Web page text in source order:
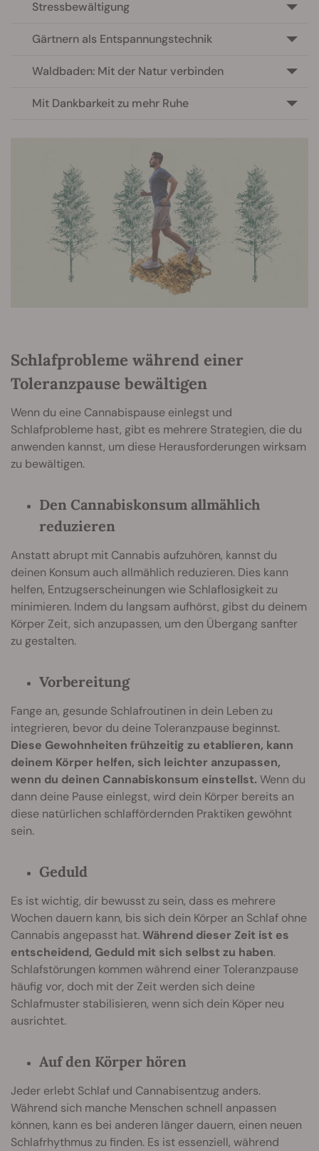
Stressbewältigung
Gärtnern als Entspannungstechnik
Waldbaden: Mit der Natur verbinden
Mit Dankbarkeit zu mehr Ruhe
Schlafprobleme während einer
Toleranzpause bewältigen
Wenn du eine Cannabispause einlegst und
Schlafprobleme hast, gibt es mehrere Strategien, die du
anwenden kannst, um diese Herausforderungen wirksam
zu bewältigen.
Den Cannabiskonsum allmählich
reduzieren
Anstatt abrupt mit Cannabis aufzuhören, kannst du
deinen Konsum auch allmählich reduzieren. Dies kann
helfen, Entzugserscheinungen wie Schlaflosigkeit zu
minimieren. Indem du langsam aufhörst, gibst du deinem
Körper Zeit, sich anzupassen, um den Übergang sanfter
zu gestalten.
Vorbereitung
Fange an, gesunde Schlafroutinen in dein Leben zu
integrieren, bevor du deine Toleranzpause beginnst.
Diese Gewohnheiten frühzeitig zu etablieren, kann
deinem Körper helfen, sich leichter anzupassen,
wenn du deinen Cannabiskonsum einstellst. Wenn du
dann deine Pause einlegst, wird dein Körper bereits an
diese natürlichen schlaffördernden Praktiken gewöhnt
sein.
Geduld
Es ist wichtig, dir bewusst zu sein, dass es mehrere
Wochen dauern kann, bis sich dein Körper an Schlaf ohne
Cannabis angepasst hat.Während dieser Zeit ist es
entscheidend, Geduld mit sich selbst zu haben.
Schlafstörungen kommen während einer Toleranzpause
häufig vor, doch mit der Zeit werden sich deine
Schlafmuster stabilisieren, wenn sich dein Köper neu
ausrichtet.
Auf den Körper hören
Jeder erlebt Schlaf und Cannabisentzug anders.
Während sich manche Menschen schnell anpassen
können, kann es bei anderen länger dauern, einen neuen
Schlafrhythmus zu finden. Es ist essenziell, während